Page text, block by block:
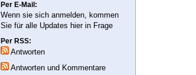
Per E-Mail:
Wenn sie sich anmelden, kommen
Sie für alle Updates hier in Frage
Per RSS:
Antworten
Antworten und Kommentare